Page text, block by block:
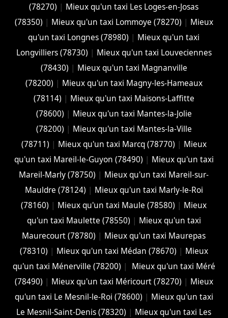
(78270) | Mieux qu'un taxi Les Loges-en-Josas
(78350) | Mieux qu'un taxi Lommoye (78270) | Mieux
qu'un taxi Longnes (78980) | Mieux qu'un taxi
Longvilliers (78730) | Mieux qu'un taxi Louveciennes
(78430) | Mieux qu'un taxi Magnanville
(78200) | Mieux qu'un taxi Magny-les-Hameaux
(78114) | Mieux qu'un taxi Maisons-Laffitte
(78600) | Mieux qu'un taxi Mantes-la-Jolie
(78200) | Mieux qu'un taxi Mantes-la-Ville
(78711) | Mieux qu'un taxi Marcq (78770) | Mieux
qu'un taxi Mareil-le-Guyon (78490) | Mieux qu'un taxi
Mareil-Marly (78750) | Mieux qu'un taxi Mareil-sur-
Mauldre (78124) | Mieux qu'un taxi Marly-le-Roi
(78160) | Mieux qu'un taxi Maule (78580) | Mieux
qu'un taxi Maulette (78550) | Mieux qu'un taxi
Maurecourt (78780) | Mieux qu'un taxi Maurepas
(78310) | Mieux qu'un taxi Médan (78670) | Mieux
qu'un taxi Ménerville (78200) |
Mieux qu'un taxi Méré
(78490) | Mieux qu'un taxi Méricourt (78270) | Mieux
qu'un taxi Le Mesnil-le-Roi (78600) | Mieux qu'un taxi
Le Mesnil-Saint-Denis (78320) | Mieux qu'un taxi Les